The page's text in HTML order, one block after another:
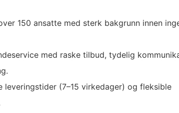
150 ansatte med sterk bakgrunn innen
med raske tilbud, tydelig
leveringstider (7–15 virkedager) og fleksible